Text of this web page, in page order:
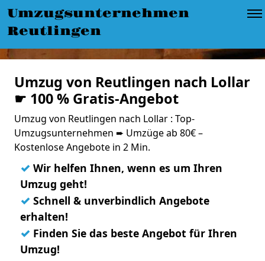
Umzugsunternehmen
Reutlingen
Umzug von Reutlingen nach Lollar
☛ 100 % Gratis-Angebot
Umzug von Reutlingen nach Lollar : Top-
Umzugsunternehmen ➨ Umzüge ab 80€ –
Kostenlose Angebote in 2 Min.
✓ Wir helfen Ihnen, wenn es um Ihren
Umzug geht!
✓ Schnell & unverbindlich Angebote
erhalten!
✓ Finden Sie das beste Angebot für Ihren
Umzug!